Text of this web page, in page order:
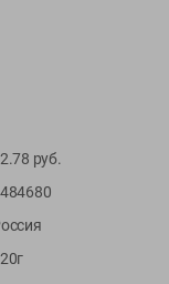
-13
5.99
руб.